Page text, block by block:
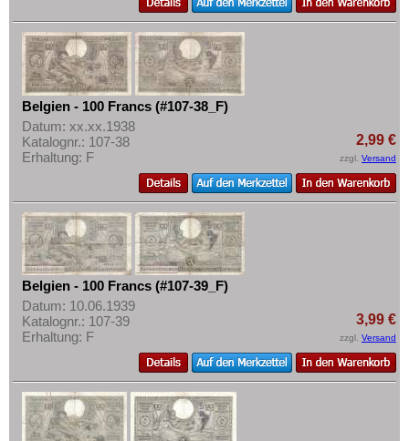
Polen
Portugal
Rumänien
Russland
Saarland
Schottland
Schweden
Schweiz
Serbien
Slowakei
Slowenien
Spitzbergen
Tatarstan
Belgien - 100 Francs (#107-38_F)
Datum: xx.xx.1938
Katalognr.: 107-38
Erhaltung: F
2,99 €
zzgl. Versand
Belgien - 100 Francs (#107-39_F)
Datum: 10.06.1939
Katalognr.: 107-39
Erhaltung: F
3,99 €
zzgl. Versand